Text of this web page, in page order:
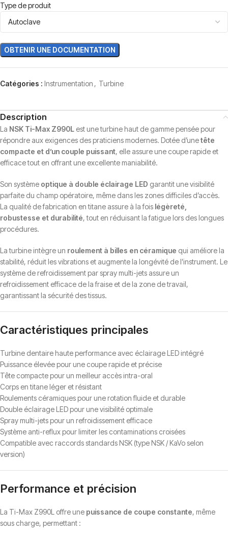
Type de produit
Catégories : Instrumentation , Turbine
Description
La NSK Ti-Max Z990L est une turbine haut de gamme pensée pour
répondre aux exigences des praticiens modernes. Dotée d’unetête
compacte et d’un couple puissant, elle assure une coupe rapide et
efficace tout en offrant une excellente maniabilité.
Son système optique à double éclairage LED garantit une visibilité
parfaite du champ opératoire, même dans les zones difficiles d’accès.
La qualité de fabrication en titane assure à la fois légèreté,
robustesse et durabilité, tout en réduisant la fatigue lors des longues
procédures.
La turbine intègre un roulement à billes en céramique qui améliore la
stabilité, réduit les vibrations et augmente la longévité de l’instrument. Le
système de refroidissement par spray multi-jets assure un
refroidissement efficace de la fraise et de la zone de travail,
garantissant la sécurité des tissus.
Caractéristiques principales
Turbine dentaire haute performance avec éclairage LED intégré
Puissance élevée pour une coupe rapide et précise
Tête compacte pour un meilleur accès intra-oral
Corps en titane léger et résistant
Roulements céramiques pour une rotation fluide et durable
Double éclairage LED pour une visibilité optimale
Spray multi-jets pour un refroidissement efficace
Système anti-reflux pour limiter les contaminations croisées
Compatible avec raccords standards NSK (type NSK / KaVo selon
version)
Performance et précision
La Ti-Max Z990L offre une puissance de coupe constante, même
sous charge, permettant :